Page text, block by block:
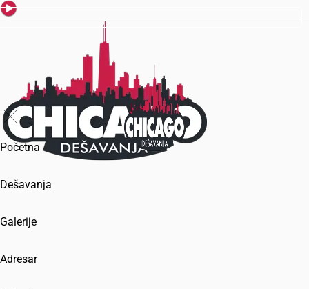
Početna
Dešavanja
Galerije
Adresar